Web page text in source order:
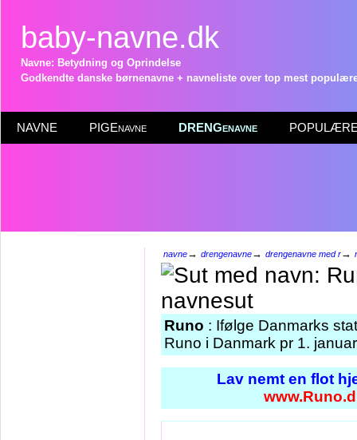
baby-navne.dk
Navne: Betydning og Oprindelse
Godkendte danske børnenavne + navneliste over top mest
NAVNE PIGEnavne DRENGenavne POPULÆRE
navne→ drengenavne→ drengenavne med r→
Runo : Ifølge Danmarks
Runo i Danmark pr 1.
Lav nemt en flot